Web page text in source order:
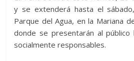
y se extenderá hasta el
Parque del Agua, en la Mariana
donde se presentarán al público
socialmente responsables.